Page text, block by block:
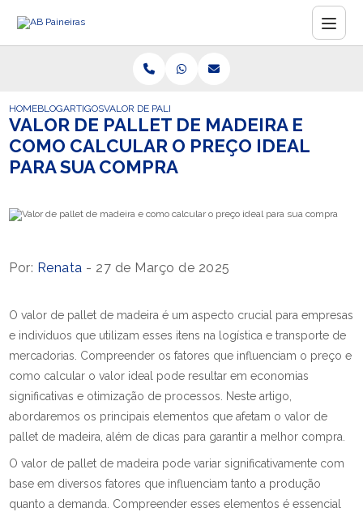
HOMEBLOGARTIGOSVALOR DE PALLET DE MADEIRA E COMO CALCULAR O
VALOR DE PALLET DE MADEIRA E
COMO CALCULAR O PREÇO IDEAL
PARA SUA COMPRA
Por: Renata - 27 de Março de 2025
O valor de pallet de madeira é um aspecto crucial para empresas
e indivíduos que utilizam esses itens na logística e transporte de
mercadorias. Compreender os fatores que influenciam o preço e
como calcular o valor ideal pode resultar em economias
significativas e otimização de processos. Neste artigo,
abordaremos os principais elementos que afetam o valor de
pallet de madeira, além de dicas para garantir a melhor compra.
O valor de pallet de madeira pode variar significativamente com
base em diversos fatores que influenciam tanto a produção
quanto a demanda. Compreender esses elementos é essencial